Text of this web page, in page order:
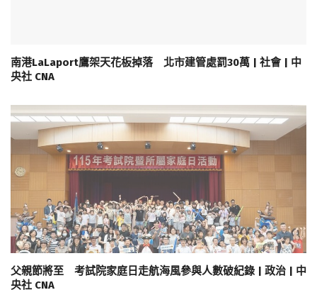
南港LaLaport鷹架天花板掉落 北市建管處罰30萬 | 社會 | 中
央社 CNA
父親節將至 考試院家庭日走航海風參與人數破紀錄 | 政治 | 中
央社 CNA